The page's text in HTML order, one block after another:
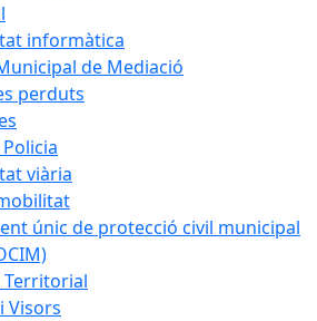
informàtica
de Mediació
perduts
viària
únic de protecció civil municipal
Territorial
Visors